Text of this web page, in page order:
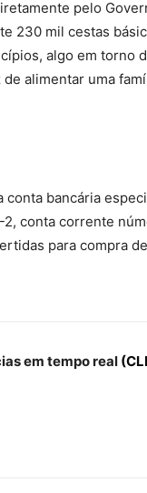
pelo
230 mil cestas
algo em torno
alimentar uma
bancária
conta corrente
para compra
em tempo real